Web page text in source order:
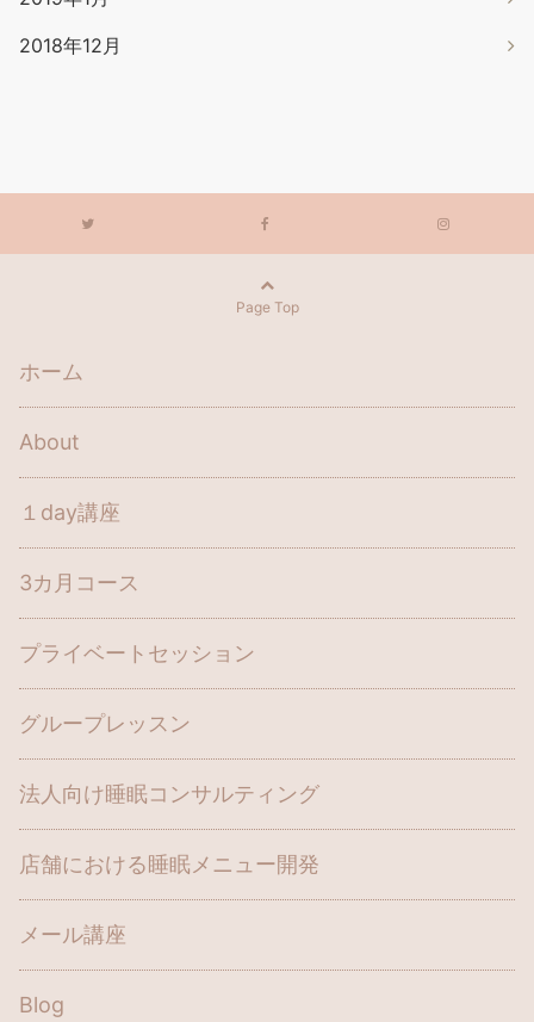
2018年12月
Page Top
ホーム
About
１day講座
3カ月コース
プライベートセッション
グループレッスン
法人向け睡眠コンサルティング
店舗における睡眠メニュー開発
メール講座
Blog